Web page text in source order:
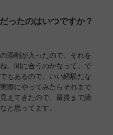
ったのはいつですか？
添削が入ったので、それを
。間に合うのかなって。で
もあるので、いい経験だな
際にやってみたらそれまで
えてきたので、最後まで諦
と思ってます。